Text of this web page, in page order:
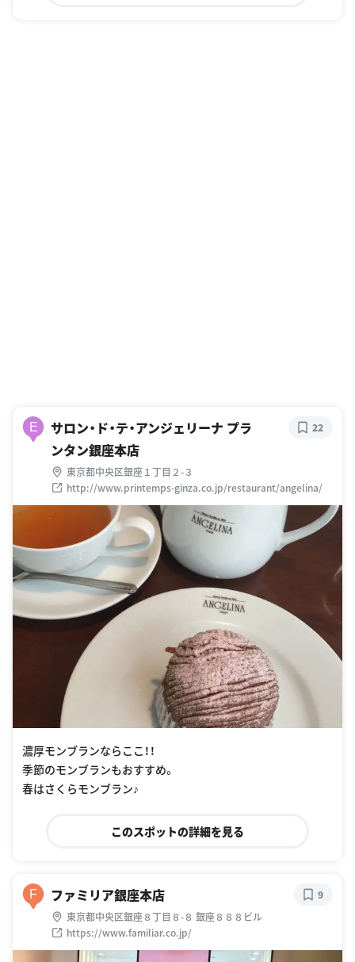
E
サロン・ド・テ・アンジェリーナ プラ
ンタン銀座本店
東京都中央区銀座１丁目２-３
http://www.printemps-ginza.co.jp/restaurant/angelina/
22
濃厚モンブランならここ！！
季節のモンブランもおすすめ。
春はさくらモンブラン♪
このスポットの詳細を見る
F ファミリア銀座本店
東京都中央区銀座８丁目８-８ 銀座８８８ビル
https://www.familiar.co.jp/
9